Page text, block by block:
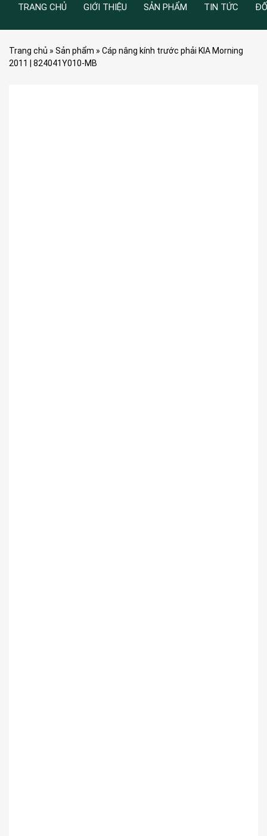
TRANG CHỦ GIỚI THIỆU SẢN PHẨM TIN TỨC
Trang chủ » Sản phẩm » Cáp nâng kính trước phải KIA Morning
2011 | 824041Y010-MB